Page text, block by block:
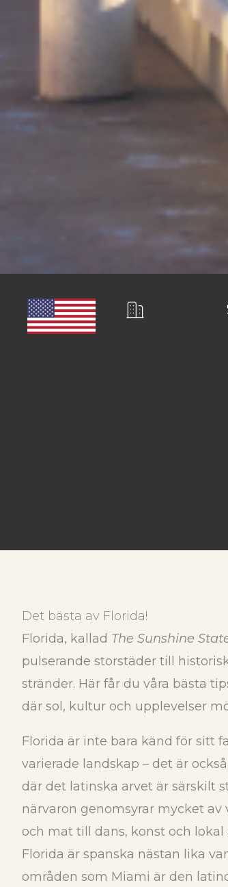
Det bästa av Florida!
Florida, kallad The Sunshine
pulserande storstäder till
stränder. Här får du våra bästa
där sol, kultur och upplevelser
Florida är inte bara känd för sitt
varierade landskap – det är
där det latinska arvet är särskilt
närvaron genomsyrar mycket av
och mat till dans, konst och lokal
Florida är spanska nästan lika
områden som Miami är den